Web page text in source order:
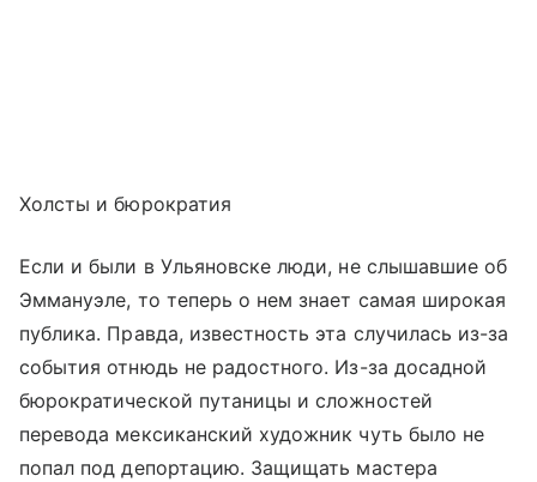
Холсты и бюрократия
Если и были в Ульяновске люди, не слышавшие об
Эммануэле, то теперь о нем знает самая широкая
публика. Правда, известность эта случилась из-за
события отнюдь не радостного. Из-за досадной
бюрократической путаницы и сложностей
перевода мексиканский художник чуть было не
попал под депортацию. Защищать мастера